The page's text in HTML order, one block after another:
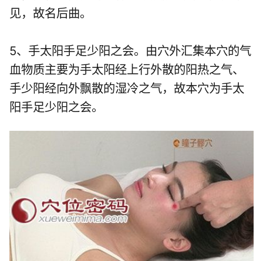
见，故名后曲。
5、手太阳手足少阳之会。由穴外汇集本穴的气
血物质主要为手太阳经上行外散的阳热之气、
手少阳经向外飘散的湿冷之气，故本穴为手太
阳手足少阳之会。